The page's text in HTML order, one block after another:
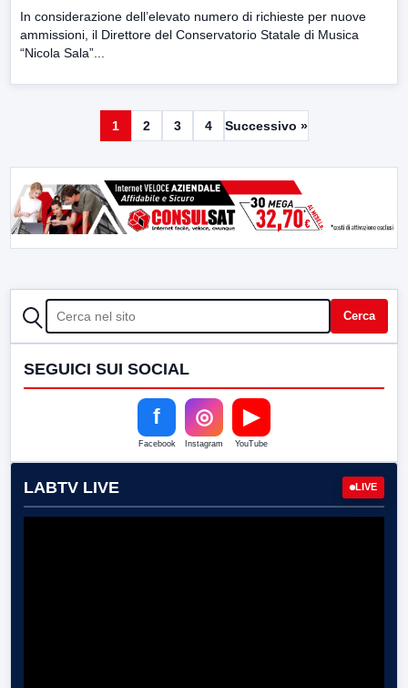
In considerazione dell’elevato numero di richieste per nuove
ammissioni, il Direttore del Conservatorio Statale di Musica
“Nicola Sala”...
1 2 3 4 Successivo »
CERCA Cerca
SEGUICI SUI SOCIAL
f
Facebook
◎
Instagram
▶
YouTube
LABTV LIVE LIVE